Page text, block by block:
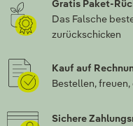
Gratis Paket-
Das Falsche
zurückschicken
Kauf auf
Bestellen,
Sichere